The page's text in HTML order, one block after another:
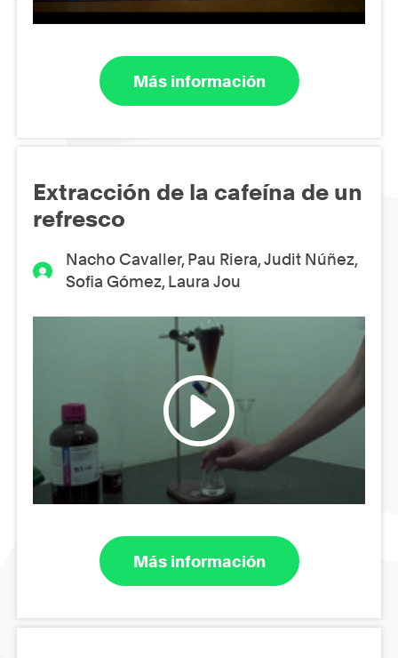
Más información
Extracción de la cafeína de un
refresco
Nacho Cavaller, Pau Riera, Judit Núñez,
Sofia Gómez, Laura Jou
Más información